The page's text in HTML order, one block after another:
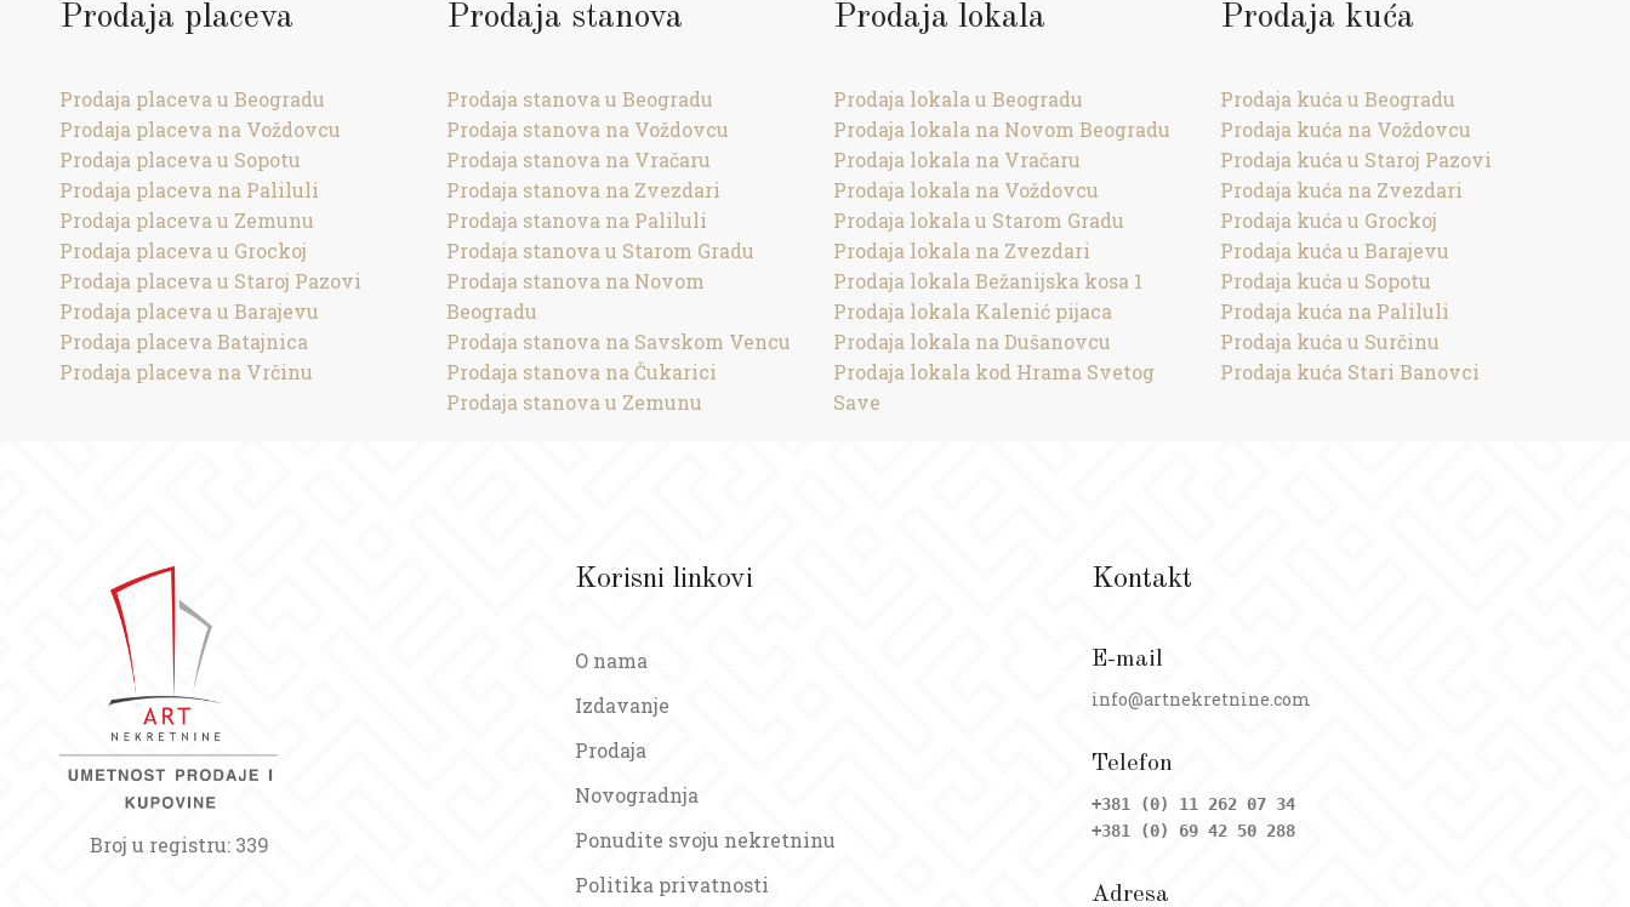
Prodaja placeva
Prodaja placeva u Beogradu
Prodaja placeva na Voždovcu
Prodaja placeva u Sopotu
Prodaja placeva na Paliluli
Prodaja placeva u Zemunu
Prodaja placeva u Grockoj
Prodaja placeva u Staroj Pazovi
Prodaja placeva u Barajevu
Prodaja placeva Batajnica
Prodaja placeva na Vrčinu
Prodaja stanova
Prodaja stanova u Beogradu
Prodaja stanova na Voždovcu
Prodaja stanova na Vračaru
Prodaja stanova na Zvezdari
Prodaja stanova na Paliluli
Prodaja stanova u Starom Gradu
Prodaja stanova na Novom
Beogradu
Prodaja stanova na Savskom Vencu
Prodaja stanova na Čukarici
Prodaja stanova u Zemunu
Prodaja lokala
Prodaja lokala u Beogradu
Prodaja lokala na Novom Beogradu
Prodaja lokala na Vračaru
Prodaja lokala na Voždovcu
Prodaja lokala u Starom Gradu
Prodaja lokala na Zvezdari
Prodaja lokala Bežanijska kosa 1
Prodaja lokala Kalenić pijaca
Prodaja lokala na Dušanovcu
Prodaja lokala kod Hrama Svetog
Save
Prodaja kuća
Prodaja kuća u Beogradu
Prodaja kuća na Voždovcu
Prodaja kuća u Staroj Pazovi
Prodaja kuća na Zvezdari
Prodaja kuća u Grockoj
Prodaja kuća u Barajevu
Prodaja kuća u Sopotu
Prodaja kuća na Paliluli
Prodaja kuća u Surčinu
Prodaja kuća Stari Banovci
Broj u registru: 339
Korisni linkovi
O nama
Izdavanje
Prodaja
Novogradnja
Ponudite svoju nekretninu
Politika privatnosti
Kontakt
E-mail
info@artnekretnine.com
Telefon
+381 (0) 11 262 07 34
+381 (0) 69 42 50 288
Adresa